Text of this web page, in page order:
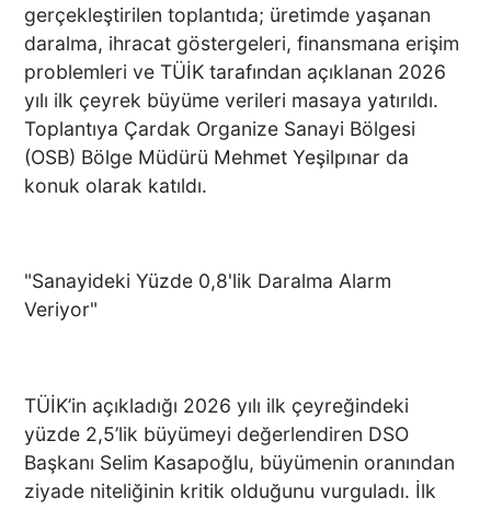
gerçekleştirilen toplantıda; üretimde yaşanan
daralma, ihracat göstergeleri, finansmana erişim
problemleri ve TÜİK tarafından açıklanan 2026
yılı ilk çeyrek büyüme verileri masaya yatırıldı.
Toplantıya Çardak Organize Sanayi Bölgesi
(OSB) Bölge Müdürü Mehmet Yeşilpınar da
konuk olarak katıldı.
"Sanayideki Yüzde 0,8'lik Daralma Alarm
Veriyor"
TÜİK’in açıkladığı 2026 yılı ilk çeyreğindeki
yüzde 2,5’lik büyümeyi değerlendiren DSO
Başkanı Selim Kasapoğlu, büyümenin oranından
ziyade niteliğinin kritik olduğunu vurguladı. İlk